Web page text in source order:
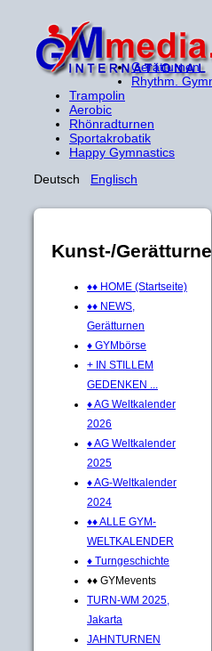
Gerätturnen
Rhythm.
Trampolin
Aerobic
Rhönradturnen
Sportakrobatik
Happy Gymnastics
Deutsch Englisch
Kunst-/
♦♦ HOME (Startseite)
♦♦ NEWS,
Gerätturnen
♦ GYMbörse
+ IN STILLEM
GEDENKEN ...
♦ AG Weltkalender
2026
♦ AG Weltkalender
2025
♦ AG-Weltkalender
2024
♦♦ ALLE GYM-
WELTKALENDER
♦ Turngeschichte
♦♦ GYMevents
TURN-WM 2025,
Jakarta
JAHNTURNEN